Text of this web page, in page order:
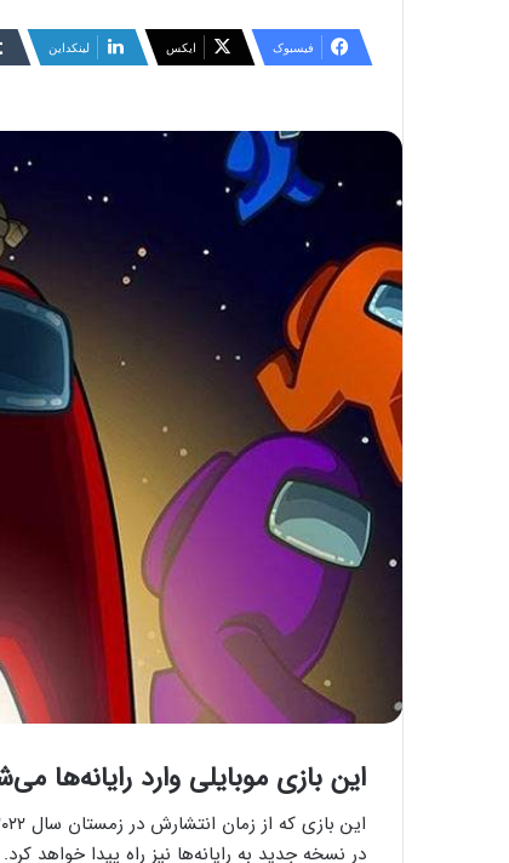
فیسبوک ایکس لینکداین
این بازی موبایلی وارد رایانه‌ها
در نسخه جدید به رایانه‌ها نیز راه پیدا خواهد کرد.